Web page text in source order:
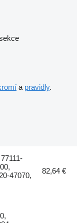
a pravidly.
47070,
82,64 €